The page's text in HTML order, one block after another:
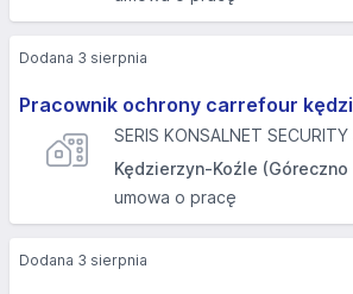
Pracownik ochrony carrefour
SERIS KONSALNET
Kędzierzyn-Koźle
umowa o pracę
Dodana 3 sierpnia
Dodana 3 sierpnia